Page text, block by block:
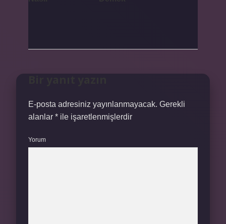
E-posta adresiniz yayınlanmayacak. Gerekli
alanlar * ile işaretlenmişlerdir
Yorum